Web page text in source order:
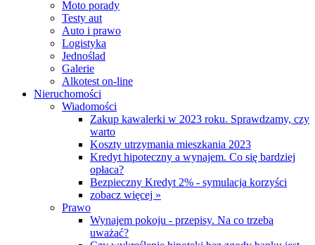
Moto porady
Testy aut
Auto i prawo
Logistyka
Jednoślad
Galerie
Alkotest on-line
Nieruchomości
Wiadomości
Zakup kawalerki w 2023 roku. Sprawdzamy, czy
warto
Koszty utrzymania mieszkania 2023
Kredyt hipoteczny a wynajem. Co się bardziej
opłaca?
Bezpieczny Kredyt 2% - symulacja korzyści
zobacz więcej »
Prawo
Wynajem pokoju - przepisy. Na co trzeba
uważać?